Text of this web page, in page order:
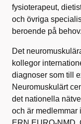
fysioterapeut,
och övriga
beroende på behov.
Det
kollegor
diagnoser som till
Neuromuskulärt
det nationella
och är medlemmar